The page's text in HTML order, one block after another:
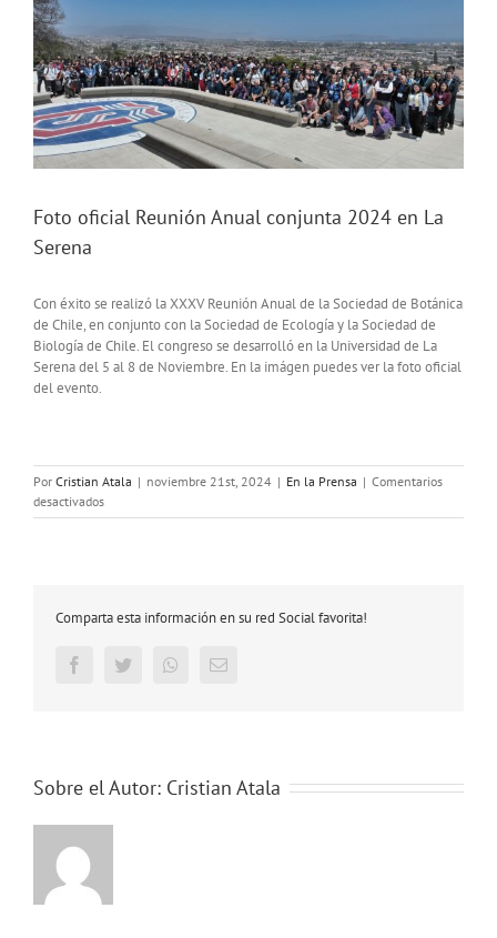
Foto oficial Reunión Anual conjunta 2024 en La
Serena
Con éxito se realizó la XXXV Reunión Anual de la Sociedad de Botánica
de Chile, en conjunto con la Sociedad de Ecología y la Sociedad de
Biología de Chile. El congreso se desarrolló en la Universidad de La
Serena del 5 al 8 de Noviembre. En la imágen puedes ver la foto oficial
del evento.
Por Cristian Atala | noviembre 21st, 2024 | En la Prensa | Comentarios
desactivadosen
Foto
2024
La
Comparta esta información en su red Social favorita!
FacebookTwitter WhatsappEmail
Sobre el Autor: Cristian Atala